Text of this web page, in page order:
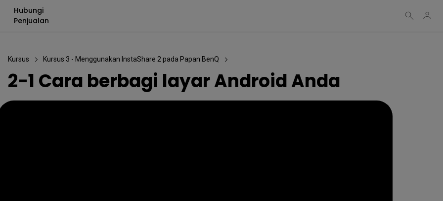
Hubungi
Penjualan
Kursus Kursus 3 - Menggunakan InstaShare 2 pada Papan BenQ
2-1 Cara berbagi layar Android Anda